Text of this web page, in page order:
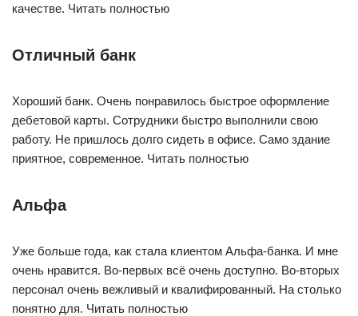
качестве. Читать полностью
Отличный банк
Хороший банк. Очень понравилось быстрое оформление
дебетовой карты. Сотрудники быстро выполнили свою
работу. Не пришлось долго сидеть в офисе. Само здание
приятное, современное. Читать полностью
Альфа
Уже больше года, как стала клиентом Альфа-банка. И мне
очень нравится. Во-первых всё очень доступно. Во-вторых
персонал очень вежливый и квалифированный. На столько
понятно для. Читать полностью